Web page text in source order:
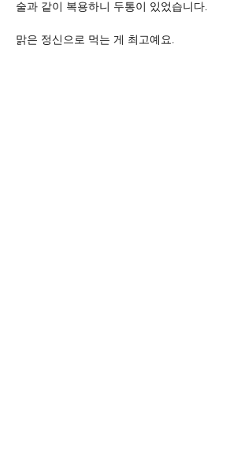
술과 같이 복용하니 두통이 있었습니다.
맑은 정신으로 먹는 게 최고예요.